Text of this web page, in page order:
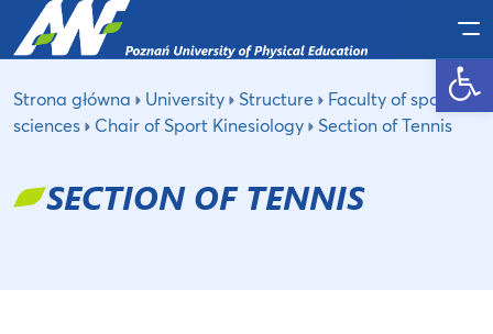
Open toolbar
Strona główna University Structure
Faculty of sport
sciences
Chair of Sport Kinesiology Section of Tennis
SECTION OF TENNIS